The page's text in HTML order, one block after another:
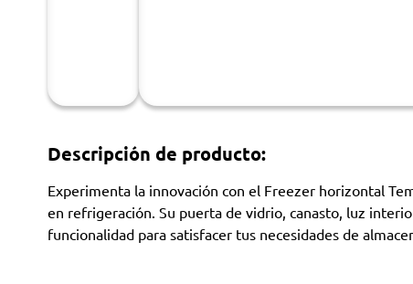
Descripción de producto:
Experimenta la innovación con el Freezer horizontal
en refrigeración. Su puerta de vidrio, canasto, luz
funcionalidad para satisfacer tus necesidades de